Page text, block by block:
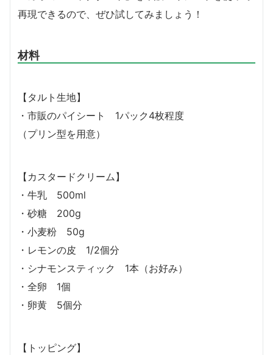
再現できるので、ぜひ試してみましょう！
材料
【タルト生地】
・市販のパイシート 1パック4枚程度
（プリン型を用意）
【カスタードクリーム】
・牛乳 500ml
・砂糖 200g
・小麦粉 50g
・レモンの皮 1/2個分
・シナモンスティック 1本（お好み）
・全卵 1個
・卵黄 5個分
【トッピング】